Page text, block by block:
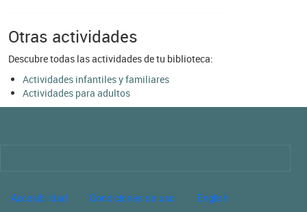
Otras actividades
Descubre todas las actividades de tu biblioteca:
Actividades infantiles y familiares
Actividades para adultos
PIE DE PÁGINA CULTURA
Accesibilidad Condiciones de uso
English